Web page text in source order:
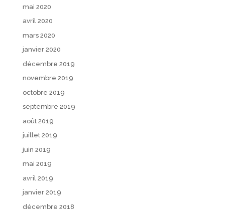
mai 2020
avril 2020
mars 2020
janvier 2020
décembre 2019
novembre 2019
octobre 2019
septembre 2019
août 2019
juillet 2019
juin 2019
mai 2019
avril 2019
janvier 2019
décembre 2018